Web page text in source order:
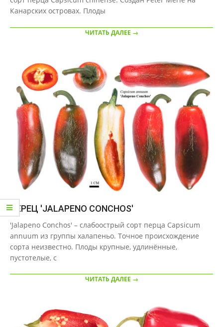
07
Канарских островах. Плоды
ЧИТАТЬ ДАЛЕЕ →
ПЕРЕЦ 'JALAPENO CONCHOS'
2020-
10-
03
'Jalapeno Conchos' – слабоострый сорт перца Capsicum
annuum из группы халапеньо. Точное происхождение
сорта неизвестно. Плоды крупные, удлинённые,
пустотелые, с
ЧИТАТЬ ДАЛЕЕ →